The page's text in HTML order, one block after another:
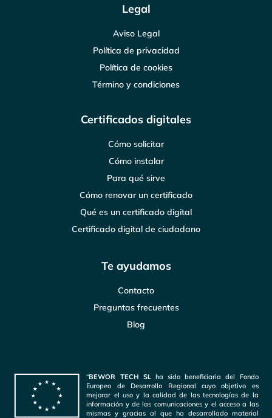
Legal
Aviso Legal
Política de privacidad
Política de cookies
Término y condiciones
Certificados digitales
Cómo solicitar
Cómo instalar
Para qué sirve
Cómo renovar un certificado
Qué es un certificado digital
Certificado digital de ciudadano
Te ayudamos
Contacto
Preguntas frecuentes
Blog
“BEWOR TECH SLha sido beneficiaria del Fondo
Europeo de Desarrollo Regional cuyo objetivo es
mejorar el uso y la calidad de las tecnologías de la
información y de las comunicaciones y el acceso a las
mismas y gracias al que ha desarrollado material